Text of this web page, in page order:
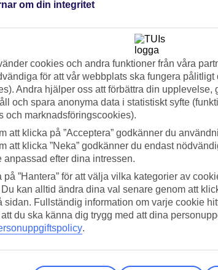
om din integritet
cookies och andra funktioner från våra
för att vår webbplats ska fungera
Andra hjälper oss att förbättra din upplevelse,
och spara anonyma data i statistiskt syfte
och marknadsföringscookies).
att klicka på ”Acceptera” godkänner du
att klicka ”Neka” godkänner du endast
anpassad efter dina intressen.
på ”Hantera” för att välja vilka kategorier av
kan alltid ändra dina val senare genom att
sidan. Fullständig information om varje cookie
du ska känna dig trygg med att dina
.